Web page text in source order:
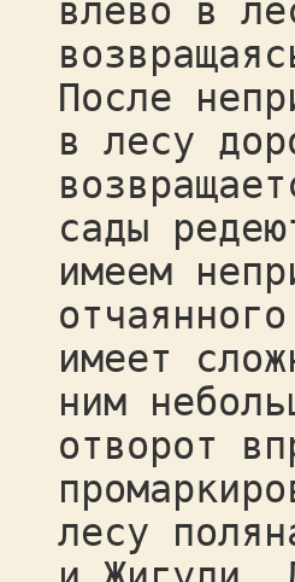
влево в
После
в лесу
сады
имеем
имеет
ним
отворот
лесу